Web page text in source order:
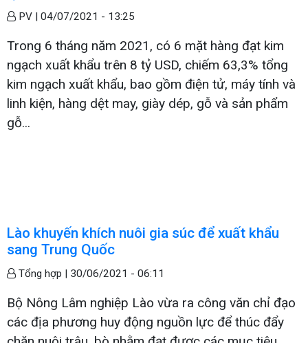
PV | 04/07/2021 - 13:25
Trong 6 tháng năm 2021, có 6 mặt hàng đạt kim
ngạch xuất khẩu trên 8 tỷ USD, chiếm 63,3% tổng
kim ngạch xuất khẩu, bao gồm điện tử, máy tính và
linh kiện, hàng dệt may, giày dép, gỗ và sản phẩm
gỗ...
Lào khuyến khích nuôi gia súc để xuất khẩu
sang Trung Quốc
Tổng hợp | 30/06/2021 - 06:11
Bộ Nông Lâm nghiệp Lào vừa ra công văn chỉ đạo
các địa phương huy động nguồn lực để thúc đẩy